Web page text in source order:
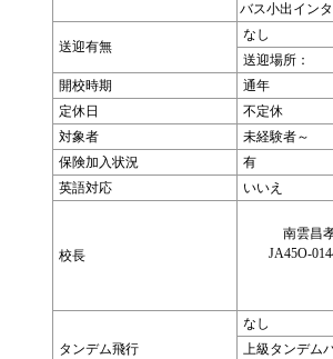
バス小出イン
送迎有無
なし
送迎場所：
開校時期
通年
定休日
不定休
対象者
未経験者～
保険加入状況
有
英語対応
いいえ
校長
南雲昌
JA45O-
タンデム飛行
なし
上級タンデム